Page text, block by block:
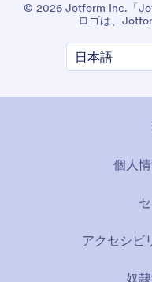
© 2026 Jotform Inc.「
ロゴは、
個人
アクセシビ
奴